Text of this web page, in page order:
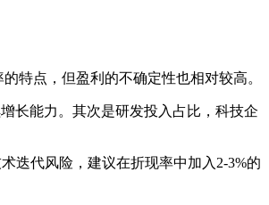
特点，但盈利的不确定性也相对较高。
长能力。其次是研发投入占比，科技企
迭代风险，建议在折现率中加入2-3%的